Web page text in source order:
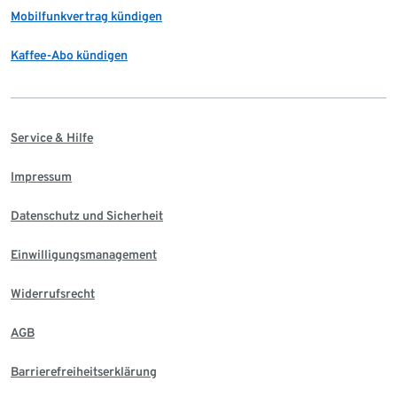
Mobilfunkvertrag kündigen
Kaffee-Abo kündigen
Service & Hilfe
Impressum
Datenschutz und Sicherheit
Einwilligungsmanagement
Widerrufsrecht
AGB
Barrierefreiheitserklärung